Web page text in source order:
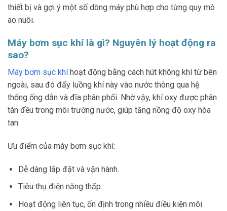
thiết bị và gợi ý một số dòng máy phù hợp cho từng quy mô
ao nuôi.
Máy bơm sục khí là gì? Nguyên lý hoạt động ra
sao?
Máy bơm sục khíhoạt động bằng cách hút không khí từ bên
ngoài, sau đó đẩy luồng khí này vào nước thông qua hệ
thống ống dẫn và đĩa phân phối. Nhờ vậy, khí oxy được phân
tán đều trong môi trường nước, giúp tăng nồng độ oxy hòa
tan.
Ưu điểm của máy bơm sục khí:
Dễ dàng lắp đặt và vận hành.
Tiêu thụ điện năng thấp.
Hoạt động liên tục, ổn định trong nhiều điều kiện môi